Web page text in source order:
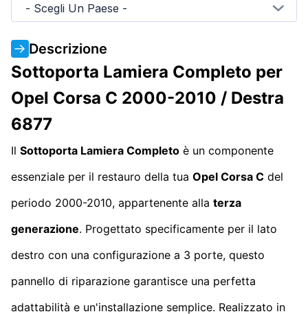
- Scegli Un Paese -
Descrizione
Sottoporta Lamiera Completo per
Opel Corsa C 2000-2010 / Destra
6877
Il Sottoporta Lamiera Completo è un componente
essenziale per il restauro della tua Opel Corsa C del
periodo 2000-2010, appartenente alla terza
generazione. Progettato specificamente per il lato
destro con una configurazione a 3 porte, questo
pannello di riparazione garantisce una perfetta
adattabilità e un'installazione semplice. Realizzato in